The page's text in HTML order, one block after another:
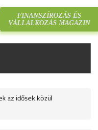
FINANSZÍROZÁS ÉS
VÁLLALKOZÁS MAGAZIN
az idősek közül